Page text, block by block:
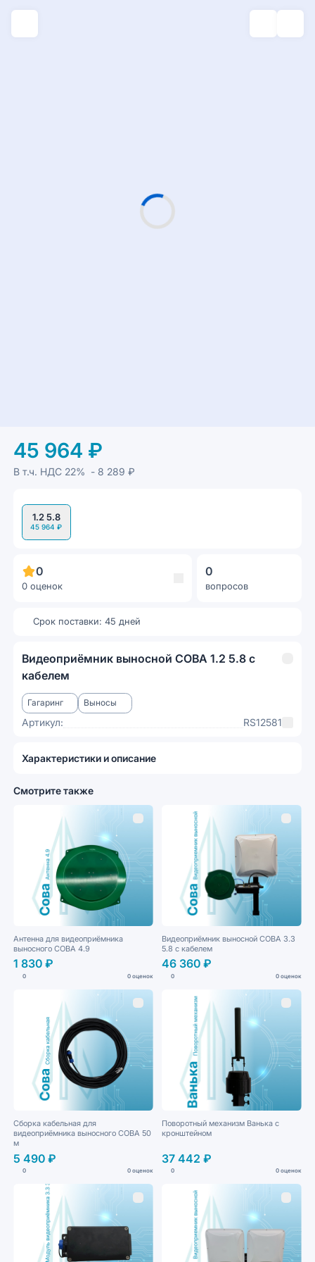
45 964 ₽
В т.ч. НДС 22% - 8 289 ₽
1.2 5.8
45 964 ₽
0
0 оценок
0
вопросов
Срок поставки: 45 дней
Видеоприёмник выносной СОВА 1.2 5.8 с
кабелем
Гагаринг Выносы
Артикул: RS12581
Характеристики и описание
Смотрите также
Антенна для видеоприёмника
выносного СОВА 4.9
1 830 ₽
0 0 оценок
Видеоприёмник выносной СОВА 3.3
5.8 с кабелем
46 360 ₽
0 0 оценок
Сборка кабельная для
видеоприёмника выносного СОВА 50
м
5 490 ₽
0 0 оценок
Поворотный механизм Ванька с
кронштейном
37 442 ₽
0 0 оценок